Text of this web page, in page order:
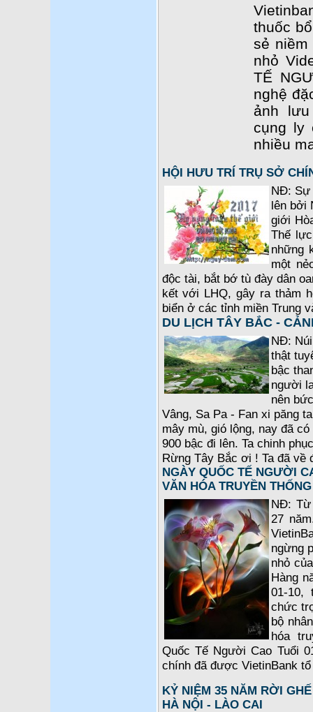
thuốc
sẻ
nhỏ
TẾ
nghệ
ảnh
cụng ly
nhiều
HỘI HƯU TRÍ TRỤ SỞ
NĐ: Sự
lên bởi
giới
Thế
những
một
độc tài, bắt bớ tù đày dân
kết với LHQ, gây ra thảm
biển ở các tỉnh miền Trung
DU LỊCH TÂY BẮC -
NĐ:
thật
bậc
người
nên
Vâng, Sa Pa - Fan xi păng
mây mù, gió lộng, nay đã
900 bậc đi lên. Ta chinh
Rừng Tây Bắc ơi ! Ta đã về
NGÀY QUỐC TẾ NGƯỜI
VĂN HÓA TRUYỀN THỐNG
NĐ: Từ
27
ngừng
nhỏ
Hàng
01-10,
chức
bộ
hóa
Quốc Tế Người Cao Tuổi
chính đã được VietinBank
KỶ NIỆM 35 NĂM RỜI
HÀ NỘI - LÀO CAI